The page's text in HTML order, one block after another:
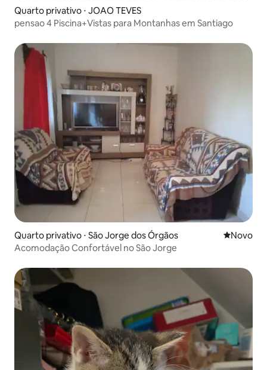
Quarto privativo ⋅ JOAO TEVES
pensao 4 Piscina+Vistas para Montanhas em Santiago
Quarto privativo ⋅ São Jorge dos Órgãos Novo
Novo
Acomodação Confortável no São Jorge